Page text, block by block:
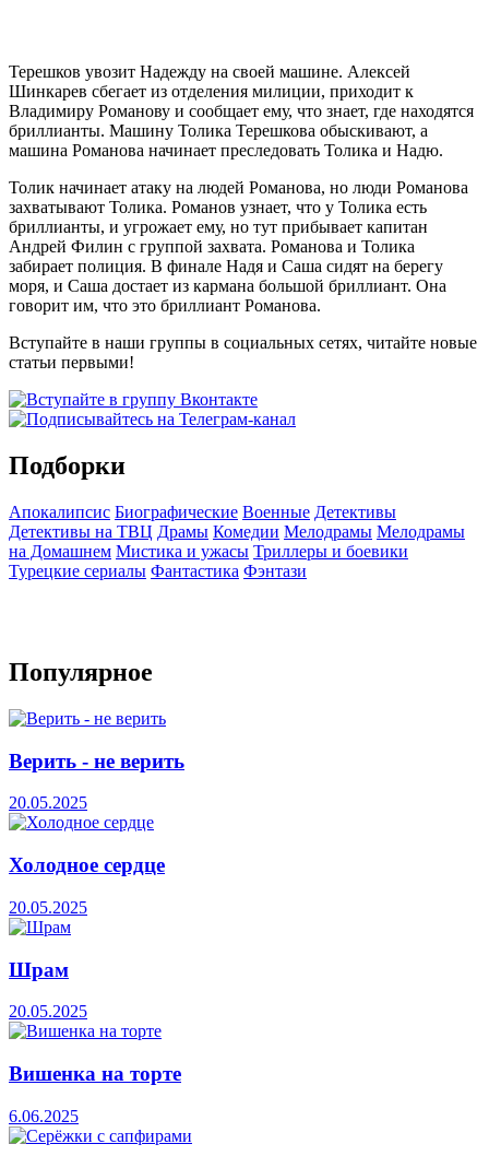
Терешков увозит Надежду на своей машине. Алексей
Шинкарев сбегает из отделения милиции, приходит к
Владимиру Романову и сообщает ему, что знает, где находятся
бриллианты. Машину Толика Терешкова обыскивают, а
машина Романова начинает преследовать Толика и Надю.
Толик начинает атаку на людей Романова, но люди Романова
захватывают Толика. Романов узнает, что у Толика есть
бриллианты, и угрожает ему, но тут прибывает капитан
Андрей Филин с группой захвата. Романова и Толика
забирает полиция. В финале Надя и Саша сидят на берегу
моря, и Саша достает из кармана большой бриллиант. Она
говорит им, что это бриллиант Романова.
Вступайте в наши группы в социальных сетях, читайте новые
статьи первыми!
Подборки
Апокалипсис Биографические Военные Детективы
Детективы на ТВЦ Драмы Комедии Мелодрамы Мелодрамы
на Домашнем Мистика и ужасы Триллеры и боевики
Турецкие сериалы Фантастика Фэнтази
Популярное
Верить - не верить
20.05.2025
Холодное сердце
20.05.2025
Шрам
20.05.2025
Вишенка на торте
6.06.2025